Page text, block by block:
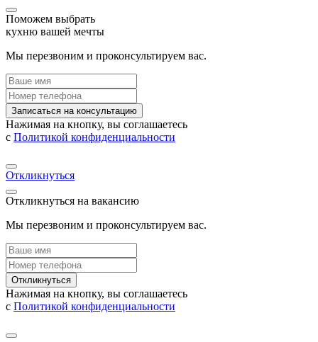
Поможем выбрать
кухню вашей мечты
Мы перезвоним и проконсультируем вас.
Записаться на консультацию
Нажимая на кнопку, вы соглашаетесь
с Политикой конфиденциальности
Откликнуться
Откликнуться на вакансию
Мы перезвоним и проконсультируем вас.
Откликнуться
Нажимая на кнопку, вы соглашаетесь
с Политикой конфиденциальности